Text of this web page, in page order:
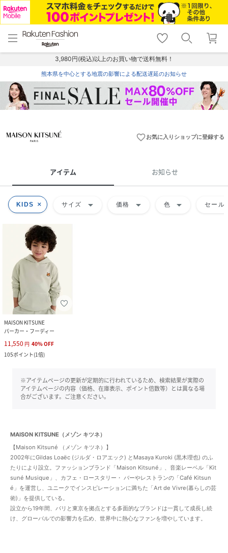
menu home
トップ
shopping_cart lock_outline
ログイン
3,980円(税込)以上のお買い物で送料無料！
熊本県を中心とする地震の影響による配送遅延のお知らせ
favorite_borderお気に入りショップに登録する
アイテム お知らせ
KIDS サイズ arrow_drop_down 価格 arrow_drop_down 色 arrow_drop_down セール
MAISON KITSUNE
パーカー・フーディー
11,550 円 40%OFF
105ポイント(1倍)
※アイテムページの更新が定期的に行われているため、検索結果が実際の
アイテムページの内容（価格、在庫表示、ポイント倍数等）とは異なる場
合がございます。ご注意ください。
MAISON KITSUNE（メゾン キツネ）
【Maison Kitsuné （メゾン キツネ）】
2002年にGildas Loaëc (ジルダ・ロアエック) とMasaya Kuroki (黒木理也) のふ
たりにより設立。ファッションブランド「Maison Kitsuné」、⾳楽レーベル「Kit
suné Musique」、カフェ・ロースタリー・ バーやレストランの「Café Kitsun
é」を運営し、ユニークでインスピレーションに満ちた「Art de Vivre(暮らしの芸
術)」を提供している。
設立から19年間、パリと東京を拠点とする多面的なブランドは一貫して成長し続
け、グローバルでの影響⼒を広め、世界中に熱心なファンを増やしています。